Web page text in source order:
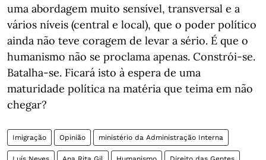
uma abordagem muito sensível, transversal e a
vários níveis (central e local), que o poder político
ainda não teve coragem de levar a sério. É que o
humanismo não se proclama apenas. Constrói-se.
Batalha-se. Ficará isto à espera de uma
maturidade política na matéria que teima em não
chegar?
Imigração Opinião ministério da Administração Interna